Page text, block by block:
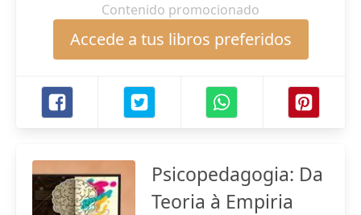
Contenido promocionado
Accede a tus libros preferidos
Psicopedagogia: Da
Teoria à Empiria